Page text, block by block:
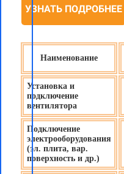
УЗНАТЬ ПОДРОБНЕЕ
Наименование
Установка и
подключение
вентилятора
Подключение
электрооборудования
(эл. плита, вар.
поверхность и др.)